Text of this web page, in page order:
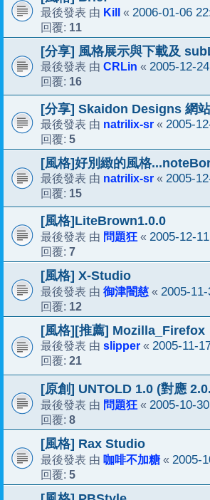
最後發表 由 Kill « 2006-01-06
回覆: 11
[分享] 風格展示與下載及
最後發表 由 CRLin « 2005-12-
回覆: 16
[分享] Skaidon Designs 網
最後發表 由 natrilix-sr « 2005-
回覆: 5
[風格]好別緻的風格
最後發表 由 natrilix-sr « 2005-
回覆: 15
[風格]LiteBrown1.0.0
最後發表 由 問題狂 « 2005-12-
回覆: 7
[風格] X-Studio
最後發表 由 御津闇慈 « 2005-
回覆: 12
[風格][推薦] Mozilla_Firefox
最後發表 由 slipper « 2005-11-
回覆: 21
[原創] UNTOLD 1.0 (對應
最後發表 由 問題狂 « 2005-10-
回覆: 8
[風格] Rax Studio
最後發表 由 咖啡不加糖 « 2005-
回覆: 5